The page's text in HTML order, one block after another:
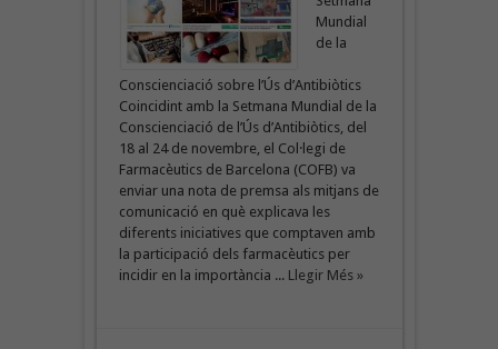
Mundial
de la
Conscienciació sobre l’Ús d’Antibiòtics
Coincidint amb la Setmana Mundial de la
Conscienciació de l’Ús d’Antibiòtics, del
18 al 24 de novembre, el Col·legi de
Farmacèutics de Barcelona (COFB) va
enviar una nota de premsa als mitjans de
comunicació en què explicava les
diferents iniciatives que comptaven amb
la participació dels farmacèutics per
incidir en la importància ... Llegir Més »